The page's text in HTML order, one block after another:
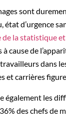
sont
d’urgence
de la statistique
cause de
dans
et carrières
les
des chefs de